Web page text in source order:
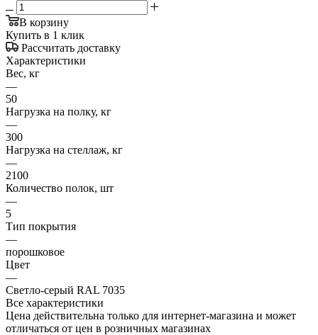
В корзину
Купить в 1 клик
Рассчитать доставку
Характеристики
Вес, кг
—
50
Нагрузка на полку, кг
—
300
Нагрузка на стеллаж, кг
—
2100
Количество полок, шт
—
5
Тип покрытия
—
порошковое
Цвет
—
Светло-серый RAL 7035
Все характеристики
Цена действительна только для интернет-магазина и может
отличаться от цен в розничных магазинах